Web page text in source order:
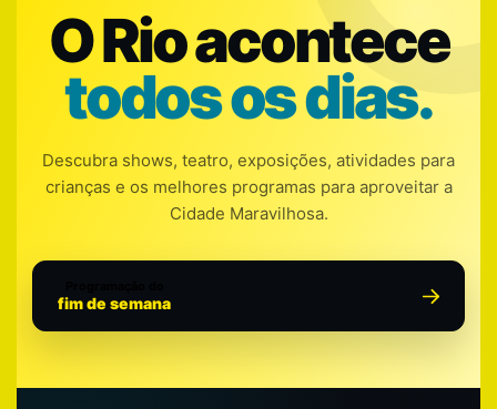
O Rio acontece
todos os dias.
Descubra shows, teatro, exposições, atividades para
crianças e os melhores programas para aproveitar a
Cidade Maravilhosa.
fim de semana